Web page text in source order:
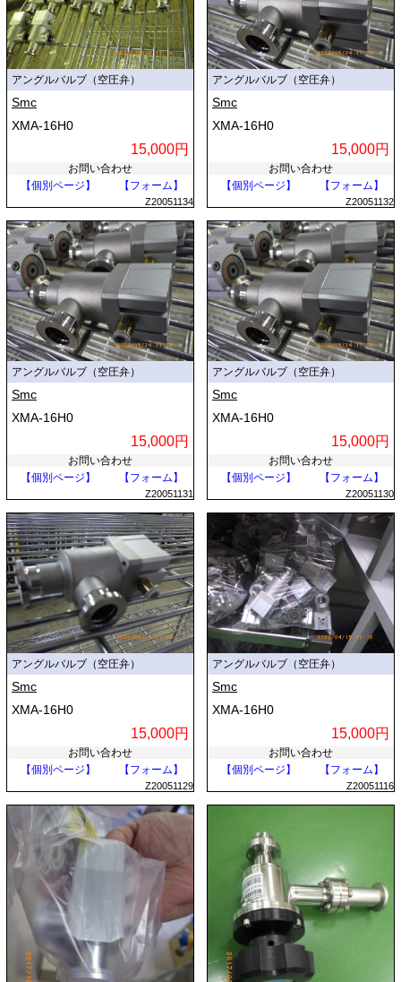
アングルバルブ（空圧弁）
Smc
XMA-16H0
15,000円
お問い合わせ
【個別ページ】
【フォーム】
Z20051134
アングルバルブ（空圧弁）
Smc
XMA-16H0
15,000円
お問い合わせ
【個別ページ】
【フォーム】
Z20051132
アングルバルブ（空圧弁）
Smc
XMA-16H0
15,000円
お問い合わせ
【個別ページ】
【フォーム】
Z20051131
アングルバルブ（空圧弁）
Smc
XMA-16H0
15,000円
お問い合わせ
【個別ページ】
【フォーム】
Z20051130
アングルバルブ（空圧弁）
Smc
XMA-16H0
15,000円
お問い合わせ
【個別ページ】
【フォーム】
Z20051129
アングルバルブ（空圧弁）
Smc
XMA-16H0
15,000円
お問い合わせ
【個別ページ】
【フォーム】
Z20051116